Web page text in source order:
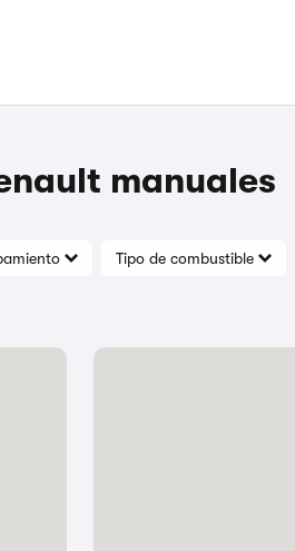
manuales
Tipo de combustible